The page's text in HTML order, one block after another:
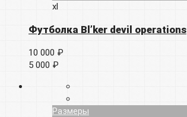
xl
Футболка Bl’ker devil operations
10 000 ₽
5 000 ₽
Размеры